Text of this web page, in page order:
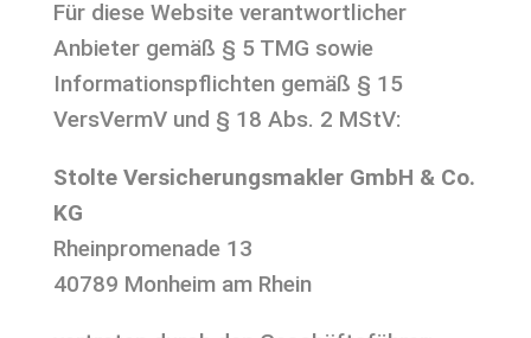
Für diese Website verantwortlicher
Anbieter gemäß § 5 TMG sowie
Informationspflichten gemäß § 15
VersVermV und § 18 Abs. 2 MStV:
Stolte Versicherungsmakler GmbH & Co.
KG
Rheinpromenade 13
40789 Monheim am Rhein